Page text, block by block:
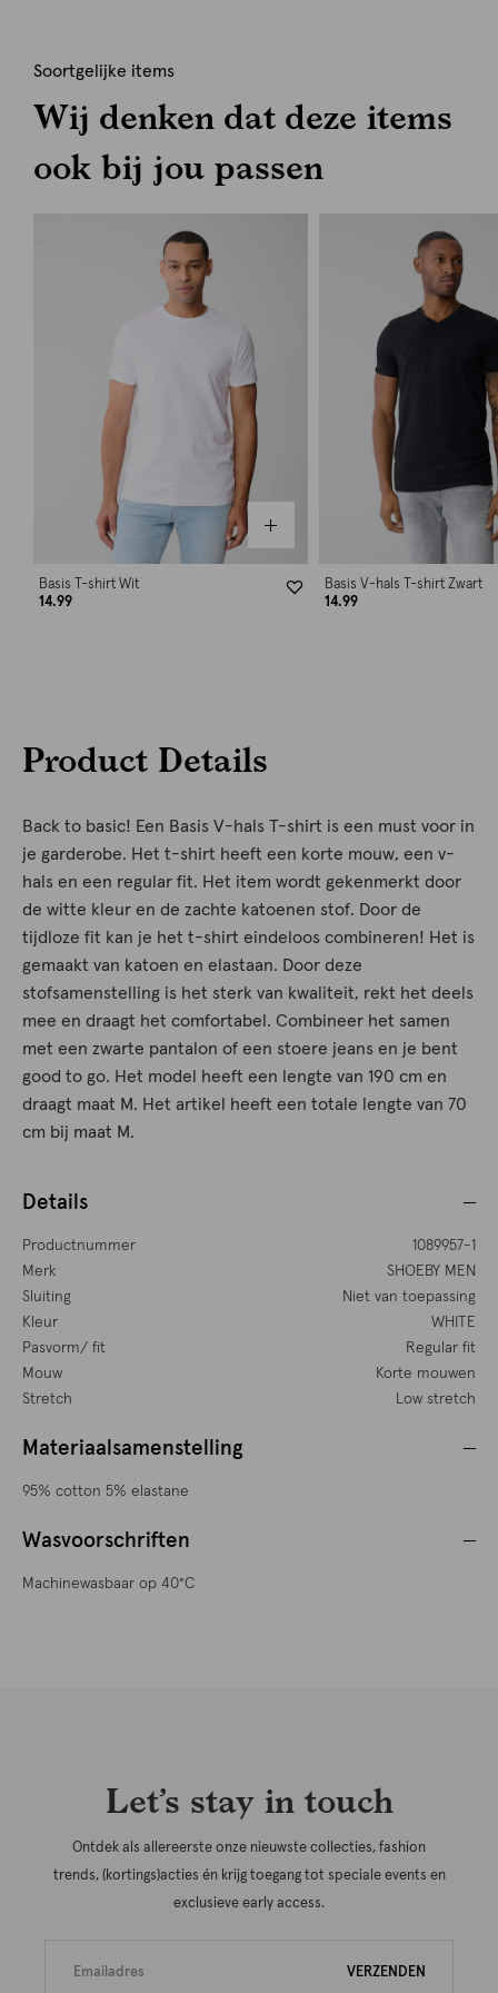
Soortgelijke items
Wij denken dat deze items
ook bij jou passen
Basis T-shirt Wit
14.99
Basis V-hals T-shirt Zwart
14.99
Product Details
Back to basic! Een Basis V-hals T-shirt is een must voor in
je garderobe. Het t-shirt heeft een korte mouw, een v-
hals en een regular fit. Het item wordt gekenmerkt door
de witte kleur en de zachte katoenen stof. Door de
tijdloze fit kan je het t-shirt eindeloos combineren! Het is
gemaakt van katoen en elastaan. Door deze
stofsamenstelling is het sterk van kwaliteit, rekt het deels
mee en draagt het comfortabel. Combineer het samen
met een zwarte pantalon of een stoere jeans en je bent
good to go. Het model heeft een lengte van 190 cm en
draagt maat M. Het artikel heeft een totale lengte van 70
cm bij maat M.
Details
Productnummer
1089957-1
Merk
SHOEBY MEN
Sluiting
Niet van toepassing
Kleur
WHITE
Pasvorm/ fit
Regular fit
Mouw
Korte mouwen
Stretch
Low stretch
Materiaalsamenstelling
95% cotton 5% elastane
Wasvoorschriften
Machinewasbaar op 40°C
Let’s stay in touch
Ontdek als allereerste onze nieuwste collecties, fashion
trends, (kortings)acties én krijg toegang tot speciale events en
exclusieve early access.
VERZENDEN